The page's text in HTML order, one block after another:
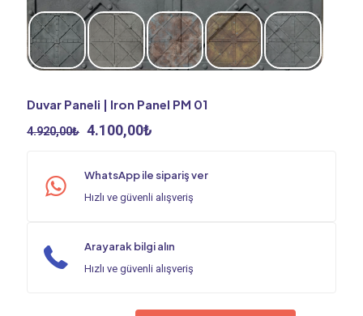
Duvar Paneli | Iron Panel PM 01
4.920,00₺ Orijinal
4.100,00₺
4.100,00₺.
WhatsApp ile sipariş ver
Hızlı ve güvenli alışveriş
Arayarak bilgi alın
Hızlı ve güvenli alışveriş